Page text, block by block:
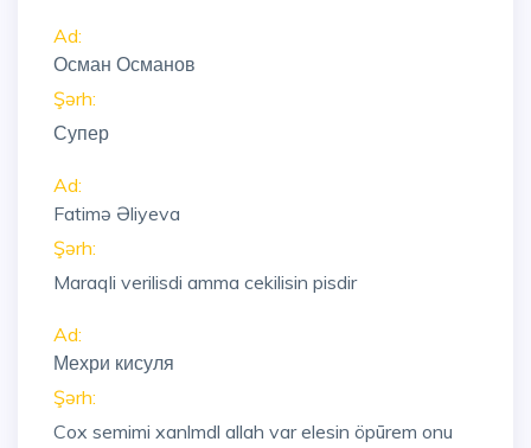
Ad:
Осман Османов
Şərh:
Супер
Ad:
Fatimə Əliyeva
Şərh:
Maraqli verilisdi amma cekilisin pisdir
Ad:
Мехри кисуля
Şərh:
Cox semimi xanlmdl allah var elesin öpūrem onu